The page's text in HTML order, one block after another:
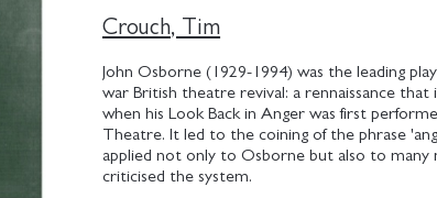
Crouch, Tim
John Osborne (1929-1994) was the leading
war British theatre revival: a rennaissance that
when his Look Back in Anger was first
Theatre. It led to the coining of the phrase
applied not only to Osborne but also to many
criticised the system.